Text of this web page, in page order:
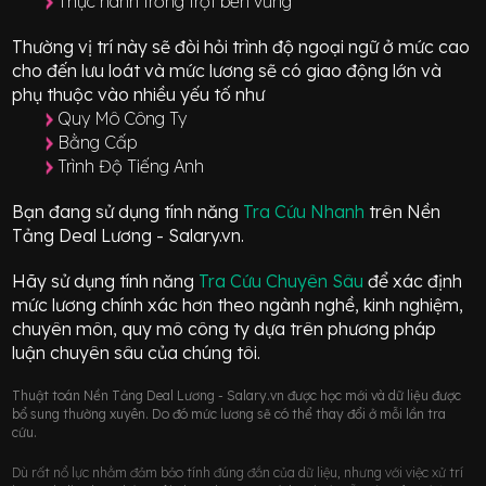
Thường vị trí này sẽ đòi hỏi trình độ ngoại ngữ ở mứccao
cho đến lưu loát và mức lương sẽ có giao độnglớn và
phụ thuộc vào nhiều yếu tố như
Quy Mô Công Ty
Bằng Cấp
Trình Độ Tiếng Anh
Bạn đang sử dụng tính năng Tra Cứu Nhanh trên Nền
Tảng Deal Lương - Salary.vn.
Hãy sử dụng tính năng Tra Cứu Chuyên Sâuđể xác định
mức lương chính xác hơn theo ngành nghề, kinh nghiệm,
chuyên môn, quy mô công ty dựa trên phương pháp
luận chuyên sâu của chúng tôi.
Thuật toán Nền Tảng Deal Lương - Salary.vn được học mới và dữ liệu được
bổ sung thường xuyên. Do đó mức lương sẽ có thể thay đổi ở mỗi lần tra
cứu.
Dù rất nổ lực nhằm đảm bảo tính đúng đắn của dữ liệu, nhưng với việc xử trí